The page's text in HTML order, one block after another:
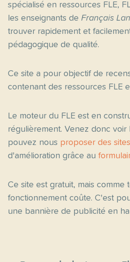
spécialisé en ressources FLE,
les enseignants de Français
trouver rapidement et
pédagogique de qualité.
Ce site a pour objectif de
contenant des ressources FLE
Le moteur du FLE est en
régulièrement. Venez donc voir
pouvez nous proposer des sites
d'amélioration grâce au
Ce site est gratuit, mais comme
fonctionnement coûte. C'est
une bannière de publicité en